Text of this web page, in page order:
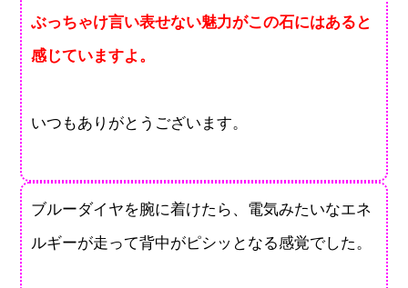
ぶっちゃけ言い表せない魅力がこの石にはあると
感じていますよ。
いつもありがとうございます。
ブルーダイヤを腕に着けたら、電気みたいなエネ
ルギーが走って背中がピシッとなる感覚でした。